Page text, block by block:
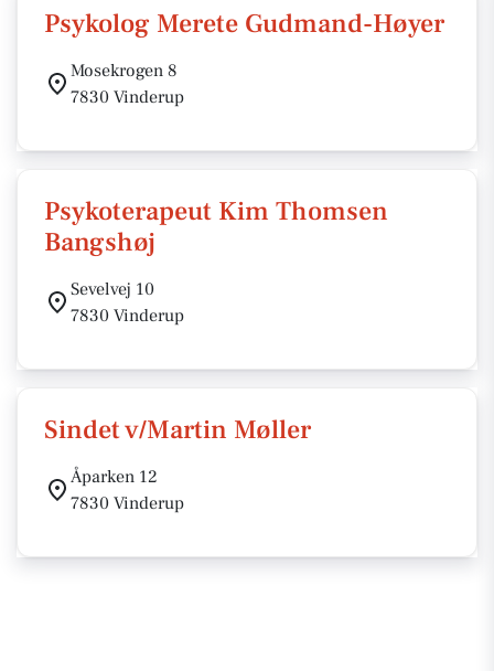
Psykolog Merete Gudmand-Høyer
Mosekrogen 8
7830 Vinderup
Psykoterapeut Kim Thomsen
Bangshøj
Sevelvej 10
7830 Vinderup
Sindet v/Martin Møller
Åparken 12
7830 Vinderup